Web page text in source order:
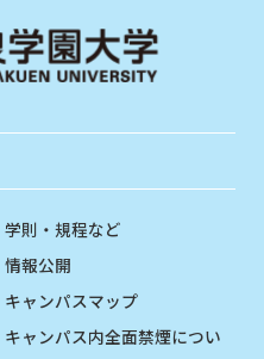
学則・規程など
情報公開
キャンパスマップ
キャンパス内全面禁煙につい